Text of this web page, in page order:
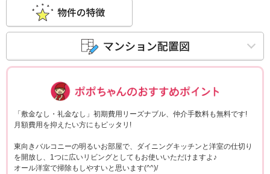
「敷金なし・礼金なし」初期費用リーズナブル、仲介手数料も無料です!
月額費用を抑えたい方にもピッタリ!
東向きバルコニーの明るいお部屋で、ダイニングキッチンと洋室の仕切り
を開放し、1つに広いリビングとしてもお使いいただけますよ♪
オール洋室で掃除もしやすいと思います(^^)/